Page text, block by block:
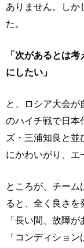
ありません。しか
た。
「次があるとは
にしたい」
と、ロシア大会が
のハイチ戦で日本
ズ・三浦知良と並
にかわいがり、エ
ところが、チー
ると、全く良さを
「長い間、故障
「コンディショ